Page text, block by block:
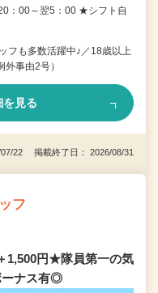
：00～翌5：00 ★シフト自
フも多数活躍中♪／18歳以上
事由2号）
を見る
07/22 掲載終了日： 2026/08/31
フ
1,500円★隊員第一の気
ーナス有◎